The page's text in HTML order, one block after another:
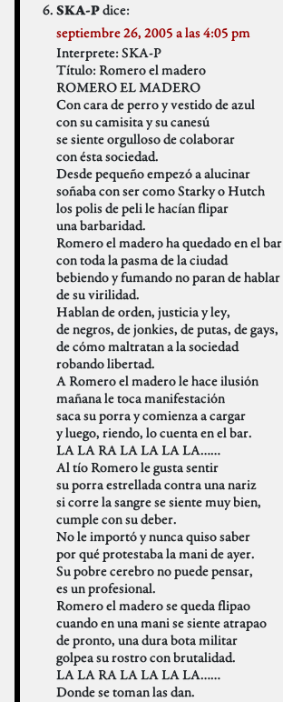
SKA-Pdice:
septiembre 26, 2005 a las 4:05 pm
Interprete: SKA-P
Título: Romero el madero
ROMERO EL MADERO
Con cara de perro y vestido de azul
con su camisita y su canesú
se siente orgulloso de colaborar
con ésta sociedad.
Desde pequeño empezó a alucinar
soñaba con ser como Starky o Hutch
los polis de peli le hacían flipar
una barbaridad.
Romero el madero ha quedado en el bar
con toda la pasma de la ciudad
bebiendo y fumando no paran de hablar
de su virilidad.
Hablan de orden, justicia y ley,
de negros, de jonkies, de putas, de gays,
de cómo maltratan a la sociedad
robando libertad.
A Romero el madero le hace ilusión
mañana le toca manifestación
saca su porra y comienza a cargar
y luego, riendo, lo cuenta en el bar.
LA LA RA LA LA LA LA……
Al tío Romero le gusta sentir
su porra estrellada contra una nariz
si corre la sangre se siente muy bien,
cumple con su deber.
No le importó y nunca quiso saber
por qué protestaba la mani de ayer.
Su pobre cerebro no puede pensar,
es un profesional.
Romero el madero se queda flipao
cuando en una mani se siente atrapao
de pronto, una dura bota militar
golpea su rostro con brutalidad.
LA LA RA LA LA LA LA……
Donde se toman las dan.